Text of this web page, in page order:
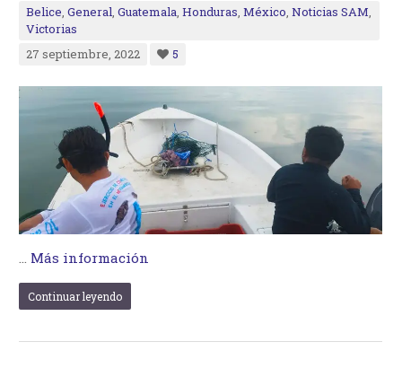
Belice,General,Guatemala,Honduras,México,Noticias SAM,
Victorias
27 septiembre, 2022
5
… Más información
Continuar leyendo